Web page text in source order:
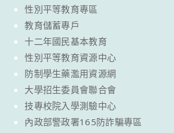
性別平等教育專區
教育儲蓄專戶
十二年國民基本教育
性別平等教育資源中心
防制學生藥濫用資源網
大學招生委員會聯合會
技專校院入學測驗中心
內政部警政署165防詐騙專區